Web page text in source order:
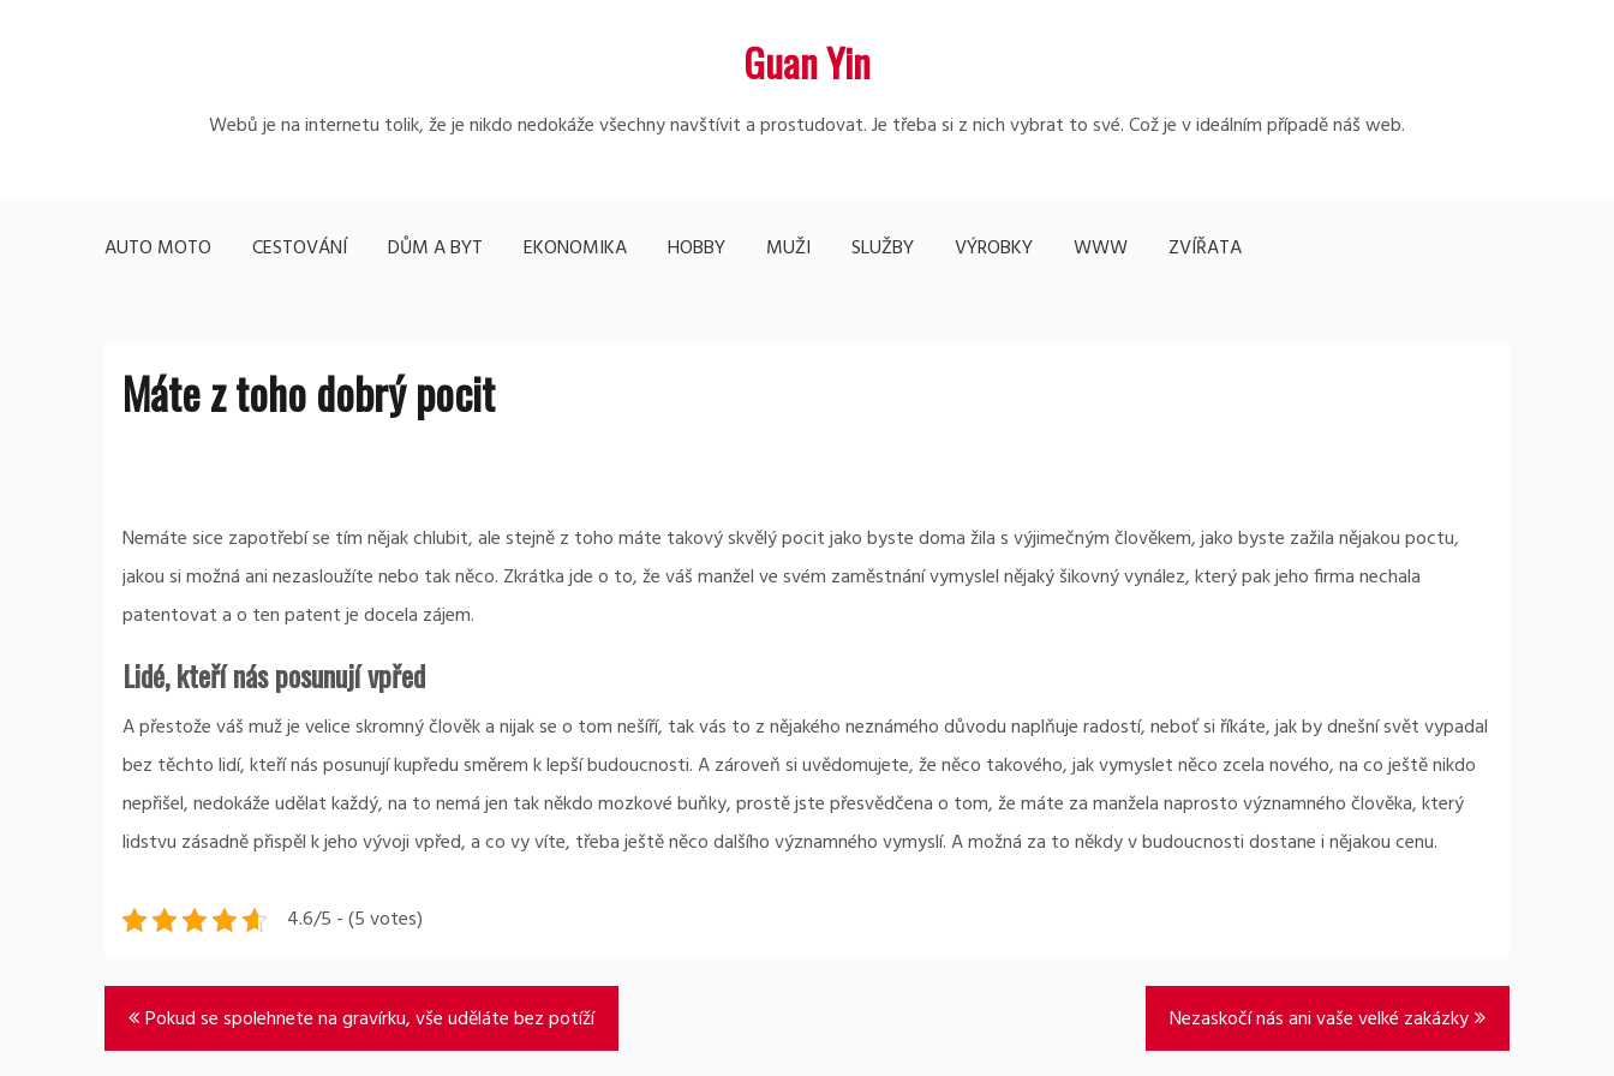
Guan Yin
Webů je na internetu tolik, že je nikdo nedokáže všechny navštívit a prostudovat. Je třeba si z nich vybrat to své. Což je v ideálním případě náš web.
AUTO MOTO CESTOVÁNÍ DŮM A BYT EKONOMIKA HOBBY MUŽI SLUŽBY VÝROBKY WWW ZVÍŘATA
Máte z toho dobrý pocit
Nemáte sice zapotřebí se tím nějak chlubit, ale stejně z toho máte takový skvělý pocit jako byste doma žila s výjimečným člověkem, jako byste zažila nějakou poctu,
jakou si možná ani nezasloužíte nebo tak něco. Zkrátka jde o to, že váš manžel ve svém zaměstnání vymyslelnějaký šikovný vynález, který pak jeho firma nechala
patentovat a o ten patent je docela zájem.
Lidé, kteří nás posunují vpřed
A přestože váš muž je velice skromný člověk a nijak se o tom nešíří, tak vás to z nějakého neznámého důvodu naplňuje radostí, neboť si říkáte, jak by dnešní svět vypadal
bez těchto lidí, kteří nás posunují kupředu směrem k lepší budoucnosti. A zároveň si uvědomujete, že něco takového, jak vymyslet něco zcela nového, na co ještě nikdo
nepřišel, nedokáže udělat každý, na to nemá jen tak někdo mozkové buňky, prostě jste přesvědčena o tom, že máte za manžela naprosto významného člověka, který
lidstvu zásadně přispěl k jeho vývoji vpřed, a co vy víte, třeba ještě něco dalšího významného vymyslí. A možná za to někdy v budoucnosti dostane i nějakou cenu.
4.6/5 - (5 votes)
Navigace
pro
Pokud se spolehnete na gravírku, vše uděláte bez potíží Nezaskočí nás ani vaše velké zakázky